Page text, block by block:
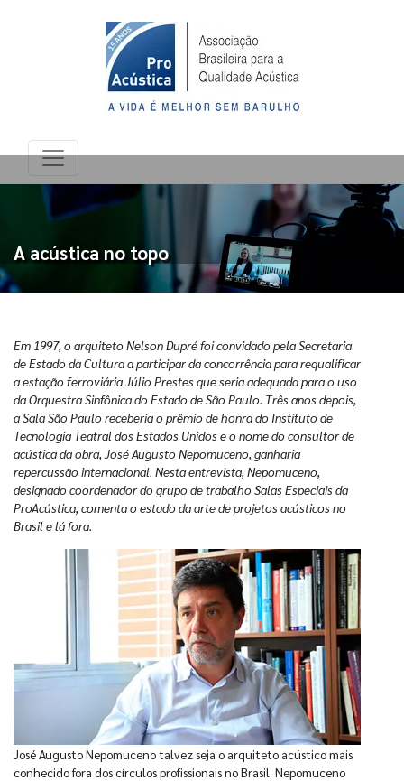
A acústica no topo
Em 1997, o arquiteto Nelson Dupré foi convidado pela Secretaria
de Estado da Cultura a participar da concorrência para requalificar
a estação ferroviária Júlio Prestes que seria adequada para o uso
da Orquestra Sinfônica do Estado de São Paulo. Três anos depois,
a Sala São Paulo receberia o prêmio de honra do Instituto de
Tecnologia Teatral dos Estados Unidos e o nome do consultor de
acústica da obra, José Augusto Nepomuceno, ganharia
repercussão internacional. Nesta entrevista, Nepomuceno,
designado coordenador do grupo de trabalho Salas Especiais da
ProAcústica, comenta o estado da arte de projetos acústicos no
Brasil e lá fora.
José Augusto Nepomuceno talvez seja o arquiteto acústico mais
conhecido fora dos círculos profissionais no Brasil. Nepomuceno